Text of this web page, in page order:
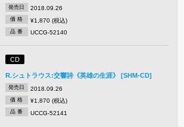
発売日 2018.09.26
価 格 ¥1,870 (税込)
品 番 UCCG-52140
CD
R.シュトラウス:交響詩《英雄の生涯》 [SHM-CD]
発売日 2018.09.26
価 格 ¥1,870 (税込)
品 番 UCCG-52141